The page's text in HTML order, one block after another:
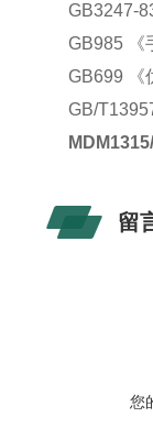
GB3247-
GB985 《
GB699 《
GB/
留
您